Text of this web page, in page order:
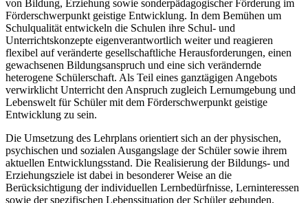
von Bildung, Erziehung sowie sonderpädagogischer Förderung im
Förderschwerpunkt geistige Entwicklung. In dem Bemühen um
Schulqualität entwickeln die Schulen ihre Schul- und
Unterrichtskonzepte eigenverantwortlich weiter und reagieren
flexibel auf veränderte gesellschaftliche Herausforderungen, einen
gewachsenen Bildungsanspruch und eine sich verändernde
heterogene Schülerschaft. Als Teil eines ganztägigen Angebots
verwirklicht Unterricht den Anspruch zugleich Lernumgebung und
Lebenswelt für Schüler mit dem Förderschwerpunkt geistige
Entwicklung zu sein.
Die Umsetzung des Lehrplans orientiert sich an der physischen,
psychischen und sozialen Ausgangslage der Schüler sowie ihrem
aktuellen Entwicklungsstand. Die Realisierung der Bildungs- und
Erziehungsziele ist dabei in besonderer Weise an die
Berücksichtigung der individuellen Lernbedürfnisse, Lerninteressen
sowie der spezifischen Lebenssituation der Schüler gebunden.